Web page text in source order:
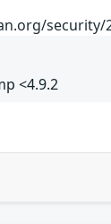
security/
<4.9.2